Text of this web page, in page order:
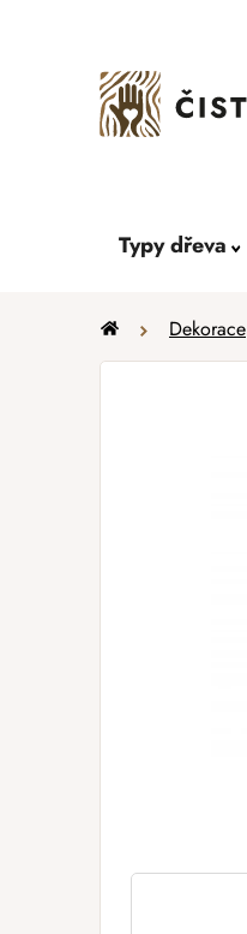
Typy dřeva
Domů Dekorace